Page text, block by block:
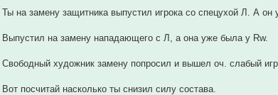
Ты на замену защитника выпустил игрока со спецухой Л. А он
Выпустил на замену нападающего с Л, а она уже была у Rw.
Свободный художник замену попросил и вышел оч. слабый
Вот посчитай насколько ты снизил силу состава.